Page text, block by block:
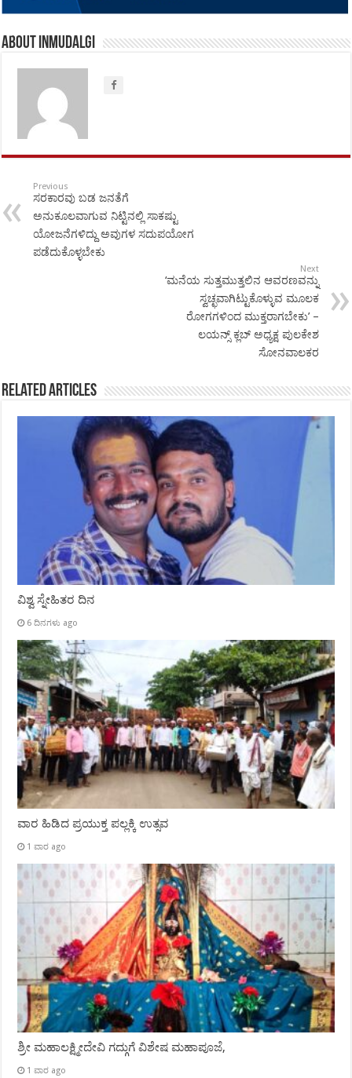
About inmudalgi
Previous
ಸರಕಾರವು ಬಡ ಜನತೆಗೆ
ಅನುಕೂಲವಾಗುವ ನಿಟ್ಟಿನಲ್ಲಿ ಸಾಕಷ್ಟು
ಯೋಜನೆಗಳಿದ್ದು ಅವುಗಳ ಸದುಪಯೋಗ
ಪಡೆದುಕೊಳ್ಳಬೇಕು
Next
‘ಮನೆಯ ಸುತ್ತಮುತ್ತಲಿನ ಆವರಣವನ್ನು
ಸ್ವಚ್ಛವಾಗಿಟ್ಟುಕೊಳ್ಳುವ ಮೂಲಕ
ರೋಗಗಳಿಂದ ಮುಕ್ತರಾಗಬೇಕು’ –
ಲಯನ್ಸ್ ಕ್ಲಬ್ ಅಧ್ಯಕ್ಷ ಪುಲಕೇಶ
ಸೋನವಾಲಕರ
Related Articles
ವಿಶ್ವ ಸ್ನೇಹಿತರ ದಿನ
6 ದಿನಗಳು ago
ವಾರ ಹಿಡಿದ ಪ್ರಯುಕ್ತ ಪಲ್ಲಕ್ಕಿ ಉತ್ಸವ
1 ವಾರ ago
ಶ್ರೀ ಮಹಾಲಕ್ಷ್ಮೀದೇವಿ ಗದ್ಗುಗೆ ವಿಶೇಷ ಮಹಾಪೂಜೆ,
1 ವಾರ ago